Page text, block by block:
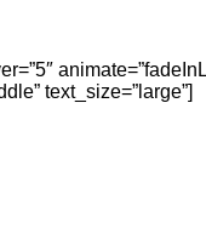
text_size=”large”]